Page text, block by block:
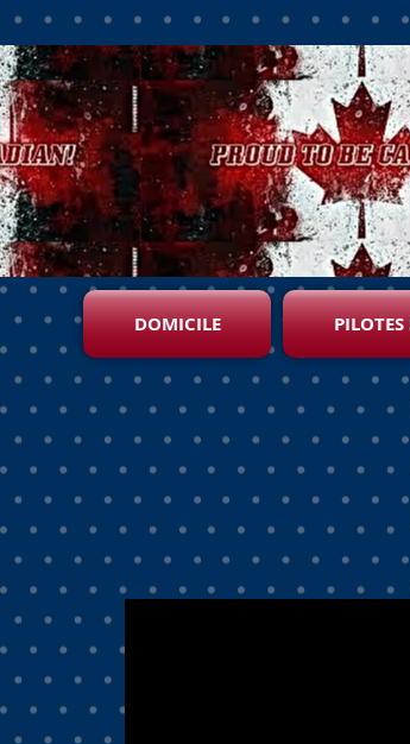
DOMICILE PILOTES